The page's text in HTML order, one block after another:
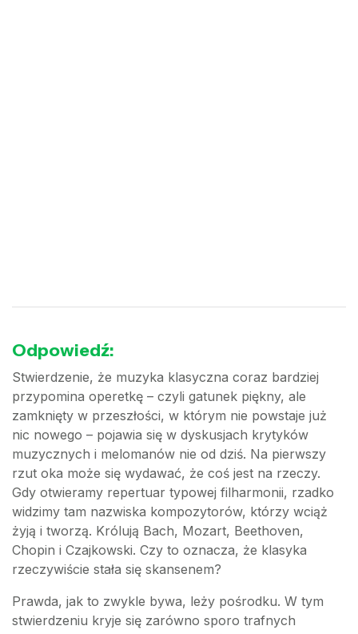
Odpowiedź:
Stwierdzenie, że muzyka klasyczna coraz bardziej
przypomina operetkę – czyli gatunek piękny, ale
zamknięty w przeszłości, w którym nie powstaje już
nic nowego – pojawia się w dyskusjach krytyków
muzycznych i melomanów nie od dziś. Na pierwszy
rzut oka może się wydawać, że coś jest na rzeczy.
Gdy otwieramy repertuar typowej filharmonii, rzadko
widzimy tam nazwiska kompozytorów, którzy wciąż
żyją i tworzą. Królują Bach, Mozart, Beethoven,
Chopin i Czajkowski. Czy to oznacza, że klasyka
rzeczywiście stała się skansenem?
Prawda, jak to zwykle bywa, leży pośrodku. W tym
stwierdzeniu kryje się zarówno sporo trafnych